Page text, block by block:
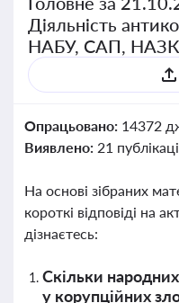
Діяльність
НАБУ, САП,
Опрацьовано: 14372
Виявлено: 21
На основі зібраних
короткі відповіді на
дізнаєтесь:
Скільки
у корупційних